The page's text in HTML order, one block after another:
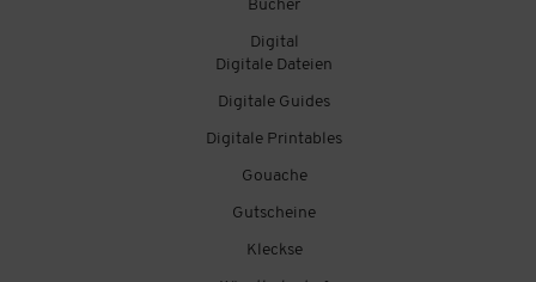
Bücher
Digital
Digitale Dateien
Digitale Guides
Digitale Printables
Gouache
Gutscheine
Kleckse